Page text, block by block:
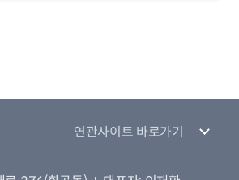
연관사이트 바로가기